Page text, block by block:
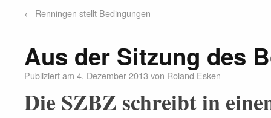
← Renningen stellt Bedingungen
Aus der Sitzung des
Publiziert am 4. Dezember 2013 von Roland Esken
Die SZBZ schreibt in